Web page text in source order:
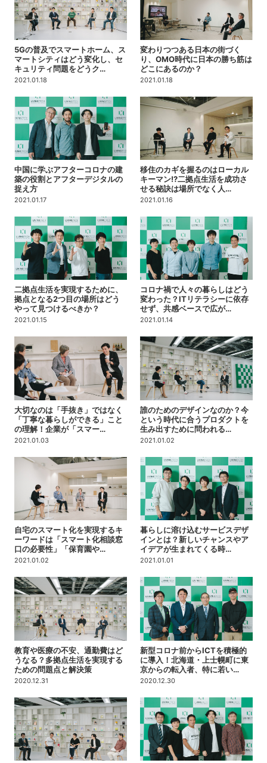
5Gの普及でスマートホーム、ス
マートシティはどう変化し、セ
キュリティ問題をどうク…
2021.01.18
変わりつつある日本の街づく
り、OMO時代に日本の勝ち筋は
どこにあるのか？
2021.01.18
中国に学ぶアフターコロナの建
築の役割とアフターデジタルの
捉え方
2021.01.17
移住のカギを握るのはローカル
キーマン!?二拠点生活を成功さ
せる秘訣は場所でなく人…
2021.01.16
二拠点生活を実現するために、
拠点となる2つ目の場所はどう
やって見つけるべきか？
2021.01.15
コロナ禍で人々の暮らしはどう
変わった？ITリテラシーに依存
せず、共感ベースで広が…
2021.01.14
大切なのは「手抜き」ではなく
「丁寧な暮らしができる」こと
の理解！企業が「スマー…
2021.01.03
誰のためのデザインなのか？今
という時代に合うプロダクトを
生み出すために問われる…
2021.01.02
自宅のスマート化を実現するキ
ーワードは「スマート化相談窓
口の必要性」「保育園や…
2021.01.02
暮らしに溶け込むサービスデザ
インとは？新しいチャンスやア
イデアが生まれてくる時…
2021.01.01
教育や医療の不安、通勤費はど
うなる？多拠点生活を実現する
ための問題点と解決策
2020.12.31
新型コロナ前からICTを積極的
に導入！北海道・上士幌町に東
京からの転入者、特に若い…
2020.12.30